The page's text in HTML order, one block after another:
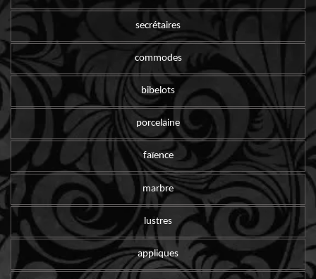
secrétaires
commodes
bibelots
porcelaine
faïence
marbre
lustres
appliques